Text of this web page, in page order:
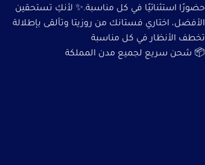
حضورًا استثنائيًا في كل مناسبة.✨ لأنكِ تستحقين
الأفضل، اختاري فستانك من روزيتا وتألقى بإطلالة
تخطف الأنظار في كل مناسبة
📦 شحن سريع لجميع مدن المملكة